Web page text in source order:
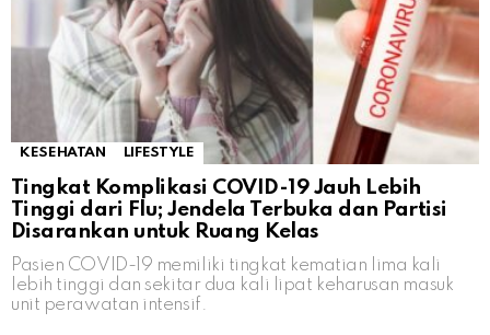
KESEHATAN LIFESTYLE
Tingkat Komplikasi COVID-19 Jauh Lebih
Tinggi dari Flu; Jendela Terbuka dan Partisi
Disarankan untuk Ruang Kelas
Pasien COVID-19 memiliki tingkat kematian lima kali
lebih tinggi dan sekitar dua kali lipat keharusan masuk
unit perawatan intensif.